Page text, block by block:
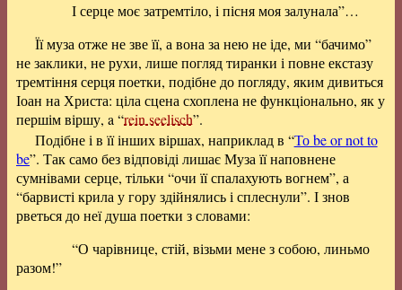
І серце моє затремтіло, і пісня моя залунала”…
Її муза отже не зве її, а вона за нею не іде, ми “бачимо”
не заклики, не рухи, лише погляд тиранки і повне екстазу
тремтіння серця поетки, подібне до погляду, яким дивиться
Іоан на Христа: ціла сцена схоплена не функціонально, як у
першім віршу, a “rein seelisch”.
Подібне і в її інших віршах, наприклад в “То be or not to
be”. Так само без відповіді лишає Муза її наповнене
сумнівами серце, тільки “очи її спалахують вогнем”, а
“барвисті крила у гору здійнялись і сплеснули”. І знов
рветься до неї душа поетки з словами:
“О чарівнице, стій, візьми мене з собою, линьмо
разом!”